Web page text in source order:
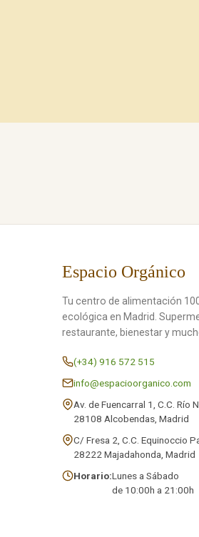
Espacio Orgánico
Tu centro de alimentación
ecológica en Madrid.
restaurante, bienestar y
(+34) 916 572 515
info@espacioorganico.com
Av. de Fuencarral 1, C.C. Río
28108 Alcobendas, Madrid
C/ Fresa 2, C.C. Equinoccio
28222 Majadahonda, Madrid
Horario:Lunes a Sábado
de 10:00h a 21:00h